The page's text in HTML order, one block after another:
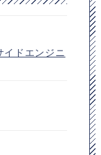
イドエンジニ